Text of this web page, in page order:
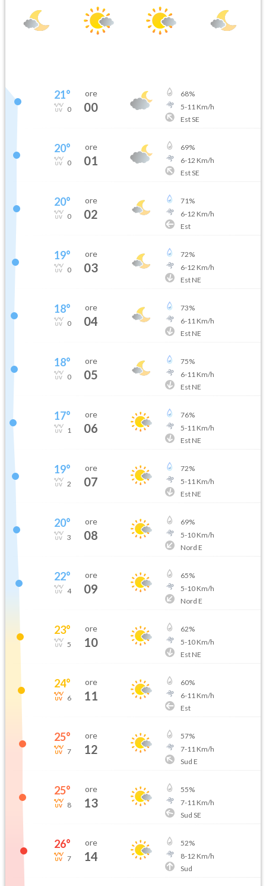
21°
0
ore
00
68%
5-11 Km/h
Est SE
20°
0
ore
01
69%
6-12 Km/h
Est SE
20°
0
ore
02
71%
6-12 Km/h
Est
19°
0
ore
03
72%
6-12 Km/h
Est NE
18°
0
ore
04
73%
6-11 Km/h
Est NE
18°
0
ore
05
75%
6-11 Km/h
Est NE
17°
1
ore
06
76%
5-11 Km/h
Est NE
19°
2
ore
07
72%
5-11 Km/h
Est NE
20°
3
ore
08
69%
5-10Km/h
Nord E
22°
4
ore
09
65%
5-10Km/h
Nord E
23°
5
ore
10
62%
5-10Km/h
Est NE
24°
6
ore
11
60%
6-11 Km/h
Est
25°
7
ore
12
57%
7-11 Km/h
Sud E
25°
8
ore
13
55%
7-11 Km/h
Sud SE
26°
7
ore
14
52%
8-12 Km/h
Sud